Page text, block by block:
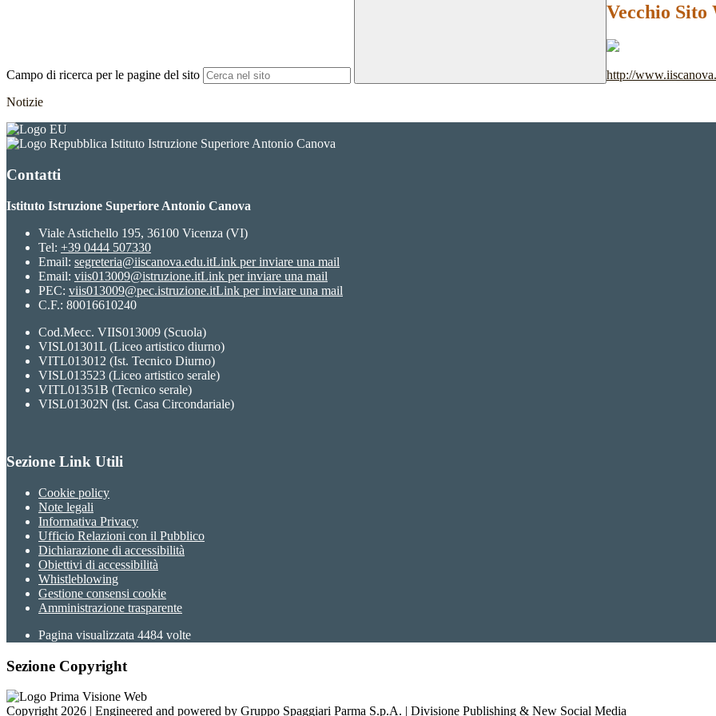
Campo di ricerca per le pagine del sito
Vecchio Sito
http://
Notizie
Istituto Istruzione Superiore Antonio Canova
Contatti
Istituto Istruzione Superiore Antonio Canova
Viale Astichello 195, 36100 Vicenza (VI)
Tel: +39 0444 507330
Email: segreteria@iiscanova.edu.itLink per inviare una mail
Email: viis013009@istruzione.itLink per inviare una mail
PEC: viis013009@pec.istruzione.itLink per inviare una mail
C.F.: 80016610240
Cod.Mecc. VIIS013009 (Scuola)
VISL01301L (Liceo artistico diurno)
VITL013012 (Ist. Tecnico Diurno)
VISL013523 (Liceo artistico serale)
VITL01351B (Tecnico serale)
VISL01302N (Ist. Casa Circondariale)
Sezione Link Utili
Cookie policy
Note legali
Informativa Privacy
Ufficio Relazioni con il Pubblico
Dichiarazione di accessibilità
Obiettivi di accessibilità
Whistleblowing
Gestione consensi cookie
Amministrazione trasparente
Pagina visualizzata 4484 volte
Sezione Copyright
Copyright 2026 | Engineered and powered by Gruppo Spaggiari Parma S.p.A. | Divisione Publishing & New Social Media